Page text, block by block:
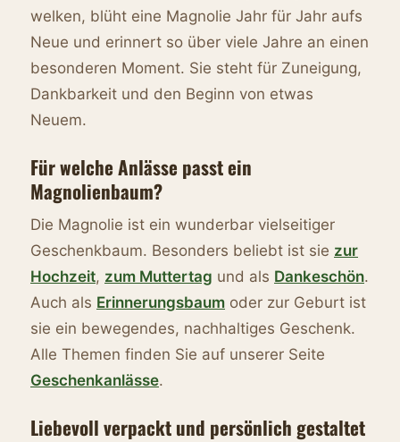
welken, blüht eine Magnolie Jahr für Jahr aufs
Neue und erinnert so über viele Jahre an einen
besonderen Moment. Sie steht für Zuneigung,
Dankbarkeit und den Beginn von etwas
Neuem.
Für welche Anlässe passt ein
Magnolienbaum?
Die Magnolie ist ein wunderbar vielseitiger
Geschenkbaum. Besonders beliebt ist sie zur
Hochzeit, zum Muttertag und als Dankeschön.
Auch als Erinnerungsbaum oder zur Geburt ist
sie ein bewegendes, nachhaltiges Geschenk.
Alle Themen finden Sie auf unserer Seite
Geschenkanlässe.
Liebevoll verpackt und persönlich gestaltet